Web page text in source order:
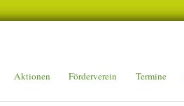
Aktionen Förderverein Termine